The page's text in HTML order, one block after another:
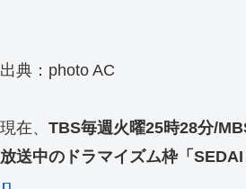
出典：photo AC
現在、 TBS毎週火曜25時28分/
放送中のドラマイズム枠「SEDAI